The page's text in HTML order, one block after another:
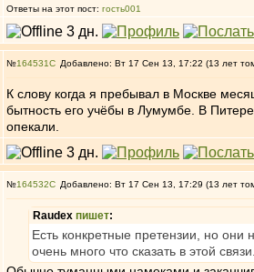
Ответы на этот пост: гость001
№164531 Добавлено: Вт 17 Сен 13, 17:22 (13 лет
К слову когда я пребывал в Москве
бытность его учёбы в Лумумбе. В
опекали.
№164532 Добавлено: Вт 17 Сен 13, 17:29 (13 лет
Raudex пишет:
Есть конкретные претензии, но они
очень много что сказать в этой